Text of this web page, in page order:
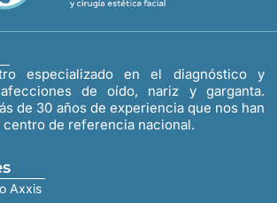
especializado en el diagnóstico y
de oído, nariz y garganta.
de 30 años de experiencia que nos han
de referencia nacional.
Axxis